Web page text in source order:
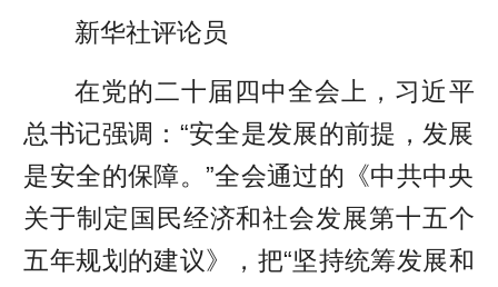
新华社评论员
在党的二十届四中全会上，习近平
总书记强调：“安全是发展的前提，发展
是安全的保障。”全会通过的《中共中央
关于制定国民经济和社会发展第十五个
五年规划的建议》，把“坚持统筹发展和